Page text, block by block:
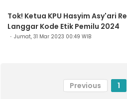
Tok! Ketua KPU Hasyim Asy'ari
Langgar Kode Etik Pemilu 2024
Jumat, 31 Mar 2023 00:49 WIB
Previous 1